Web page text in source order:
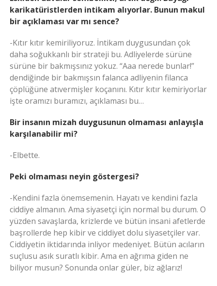
karikatüristlerden intikam alıyorlar. Bunun makul
bir açıklaması var mı sence?
-Kıtır kıtır kemiriliyoruz. İntikam duygusundan çok
daha soğukkanlı bir strateji bu. Adliyelerde sürüne
sürüne bir bakmışsınız yokuz. “Aaa nerede bunlar!”
dendiğinde bir bakmışsın falanca adliyenin filanca
çöplüğüne atıvermişler koçanını. Kıtır kıtır kemiriyorlar
işte oramızı buramızı, açıklaması bu…
Bir insanın mizah duygusunun olmaması anlayışla
karşılanabilir mi?
-Elbette.
Peki olmaması neyin göstergesi?
-Kendini fazla önemsemenin. Hayatı ve kendini fazla
ciddiye almanın. Ama siyasetçi için normal bu durum. O
yüzden savaşlarda, krizlerde ve bütün insani afetlerde
başrollerde hep kibir ve ciddiyet dolu siyasetçiler var.
Ciddiyetin iktidarında inliyor medeniyet. Bütün acıların
suçlusu asık suratlı kibir. Ama en ağrıma giden ne
biliyor musun? Sonunda onlar güler, biz ağlarız!